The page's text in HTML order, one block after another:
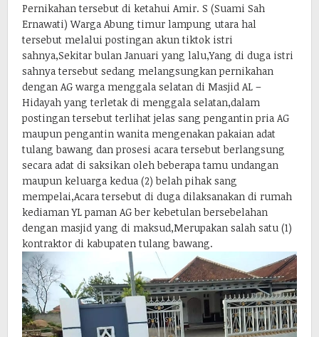
Pernikahan tersebut di ketahui Amir. S (Suami Sah
Ernawati) Warga Abung timur lampung utara hal
tersebut melalui postingan akun tiktok istri
sahnya,Sekitar bulan Januari yang lalu,Yang di duga istri
sahnya tersebut sedang melangsungkan pernikahan
dengan AG warga menggala selatan di Masjid AL –
Hidayah yang terletak di menggala selatan,dalam
postingan tersebut terlihat jelas sang pengantin pria AG
maupun pengantin wanita mengenakan pakaian adat
tulang bawang dan prosesi acara tersebut berlangsung
secara adat di saksikan oleh beberapa tamu undangan
maupun keluarga kedua (2) belah pihak sang
mempelai,Acara tersebut di duga dilaksanakan di rumah
kediaman YL paman AG ber kebetulan bersebelahan
dengan masjid yang di maksud,Merupakan salah satu (1)
kontraktor di kabupaten tulang bawang.